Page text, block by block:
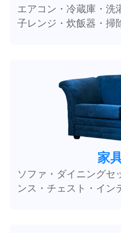
エアコン・冷蔵庫・洗
子レンジ・炊飯器・掃
家
ソファ・ダイニングセ
ンス・チェスト・イン